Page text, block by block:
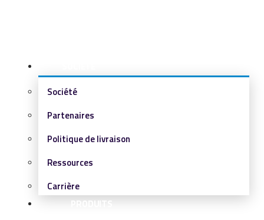
Société
Partenaires
Politique de livraison
Ressources
Carrière
PRODUITS